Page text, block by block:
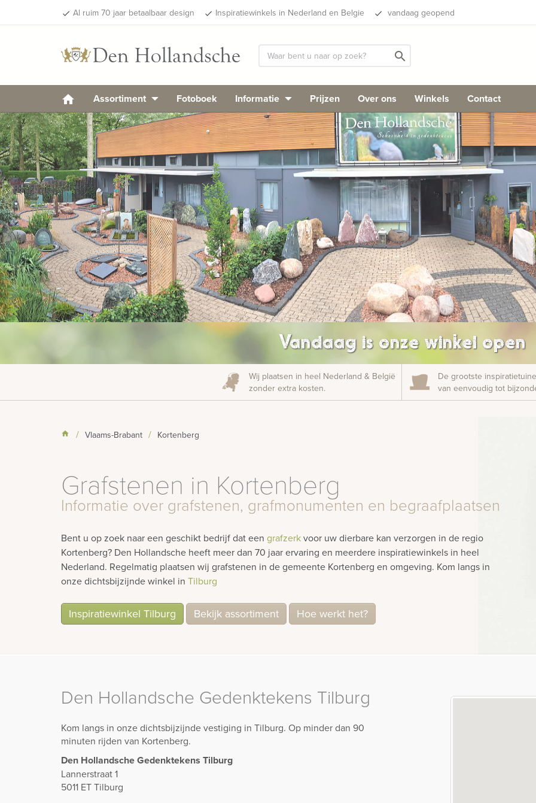
done Al ruim 70 jaar betaalbaar design done Inspiratiewinkels in Nederland en Belgie done vandaag geopend
search
Assortiment Fotoboek Informatie Prijzen Over ons Winkels Contact
Vandaag is onze winkel open
Wij plaatsen in heel Nederland & België
zonder extra kosten.
De grootste
van eenvoudig tot
Vlaams-Brabant Kortenberg
Grafstenen in Kortenberg
Informatie over grafstenen, grafmonumenten en begraafplaatsen
Bent u op zoek naar een geschikt bedrijf dat een grafzerkvoor uw dierbare kan verzorgen in de regio
Kortenberg? Den Hollandsche heeft meer dan 70 jaar ervaring en meerdere inspiratiewinkels in heel
Nederland. Regelmatig plaatsen wij grafstenen in de gemeente Kortenberg en omgeving. Kom langs in
onze dichtsbijzijnde winkel in Tilburg
Inspiratiewinkel Tilburg Bekijk assortiment Hoe werkt het?
Den Hollandsche Gedenktekens Tilburg
Kom langs in onze dichtsbijzijnde vestiging in Tilburg. Op minder dan 90
minuten rijden van Kortenberg.
Den Hollandsche Gedenktekens Tilburg
Lannerstraat 1
5011 ET Tilburg